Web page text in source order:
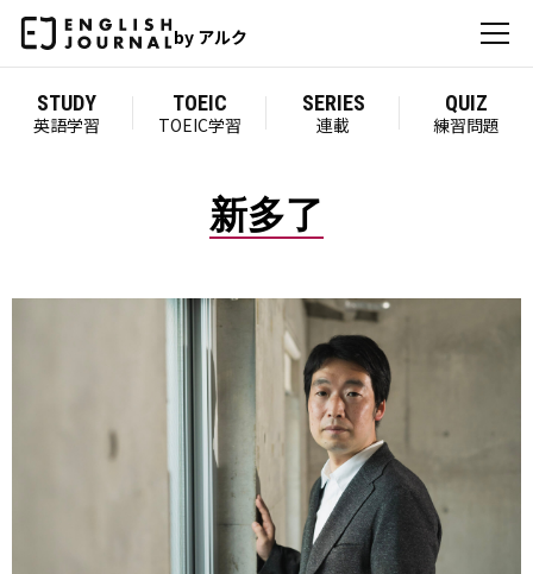
by アルク
STUDY
英語学習
TOEIC
TOEIC学習
SERIES
連載
QUIZ
練習問題
新多了